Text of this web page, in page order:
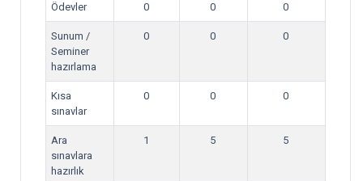
Ödevler 0 0 0
Sunum /
Seminer
hazırlama
0 0 0
Kısa
sınavlar
0 0 0
Ara
sınavlara
hazırlık
1 5 5